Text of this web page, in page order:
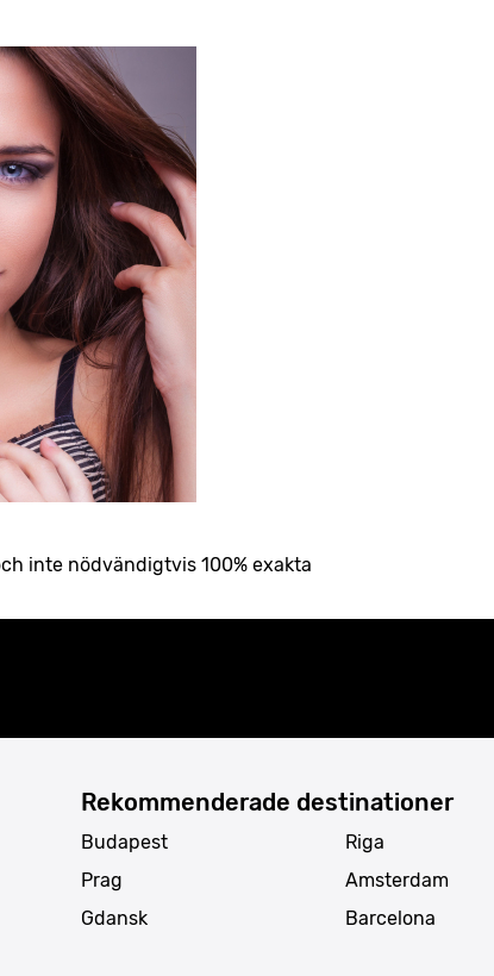
inte nödvändigtvis 100% exakta
Rekommenderade destinationer
Budapest
Prag
Gdansk
Riga
Amsterdam
Barcelona